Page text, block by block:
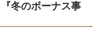
冬のボーナス事